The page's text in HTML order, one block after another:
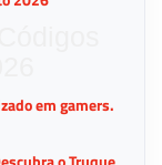
em gamers.